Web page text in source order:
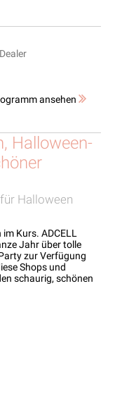
ansehen
Halloween-
Halloween
Kurs. ADCELL
Jahr über tolle
zur Verfügung
Shops und
schaurig, schönen